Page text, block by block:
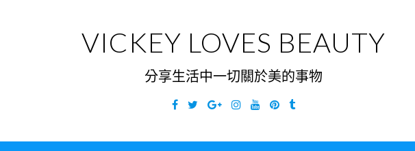
VICKEY LOVES BEAUTY
分享生活中一切關於美的事物
Facebook
TwitterGoogleInstagramYouTubePinterest
Tumblr